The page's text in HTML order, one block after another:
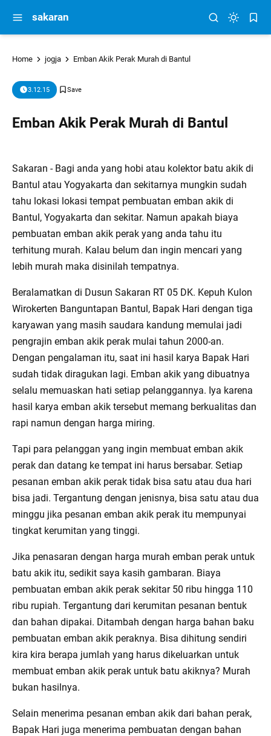
sakaran
Home jogja Emban Akik Perak Murah di Bantul
3.12.15
Emban Akik Perak Murah di Bantul
Sakaran - Bagi anda yang hobi atau kolektor batu akik di
Bantul atau Yogyakarta dan sekitarnya mungkin sudah
tahu lokasi lokasi tempat pembuatan emban akik di
Bantul, Yogyakarta dan sekitar. Namun apakah biaya
pembuatan emban akik perak yang anda tahu itu
terhitung murah. Kalau belum dan ingin mencari yang
lebih murah maka disinilah tempatnya.
Beralamatkan di Dusun Sakaran RT 05 DK. Kepuh Kulon
Wirokerten Banguntapan Bantul, Bapak Hari dengan tiga
karyawan yang masih saudara kandung memulai jadi
pengrajin emban akik perak mulai tahun 2000-an.
Dengan pengalaman itu, saat ini hasil karya Bapak Hari
sudah tidak diragukan lagi. Emban akik yang dibuatnya
selalu memuaskan hati setiap pelanggannya. Iya karena
hasil karya emban akik tersebut memang berkualitas dan
rapi namun dengan harga miring.
Tapi para pelanggan yang ingin membuat emban akik
perak dan datang ke tempat ini harus bersabar. Setiap
pesanan emban akik perak tidak bisa satu atau dua hari
bisa jadi. Tergantung dengan jenisnya, bisa satu atau dua
minggu jika pesanan emban akik perak itu mempunyai
tingkat kerumitan yang tinggi.
Jika penasaran dengan harga murah emban perak untuk
batu akik itu, sedikit saya kasih gambaran. Biaya
pembuatan emban akik perak sekitar 50 ribu hingga 110
ribu rupiah. Tergantung dari kerumitan pesanan bentuk
dan bahan dipakai. Ditambah dengan harga bahan baku
pembuatan emban akik peraknya. Bisa dihitung sendiri
kira kira berapa jumlah yang harus dikeluarkan untuk
membuat emban akik perak untuk batu akiknya? Murah
bukan hasilnya.
Selain menerima pesanan emban akik dari bahan perak,
Bapak Hari juga menerima pembuatan dengan bahan